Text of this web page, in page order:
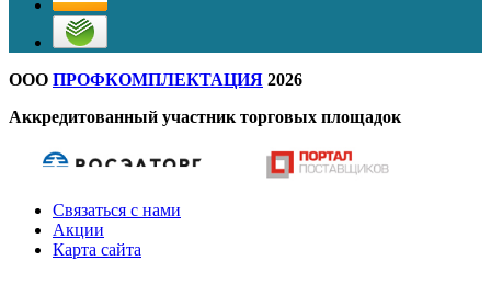
ООО ПРОФКОМПЛЕКТАЦИЯ 2026
Аккредитованный участник торговых площадок
Связаться с нами
Акции
Карта сайта